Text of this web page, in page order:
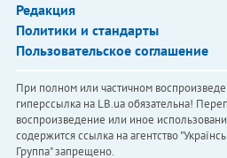
Редакция
Политики и стандарты
Пользовательское соглашение
При полном или частичном
гиперссылка на LB.ua обязательна!
воспроизведение или иное
содержится ссылка на агентство
Группа" запрещено.